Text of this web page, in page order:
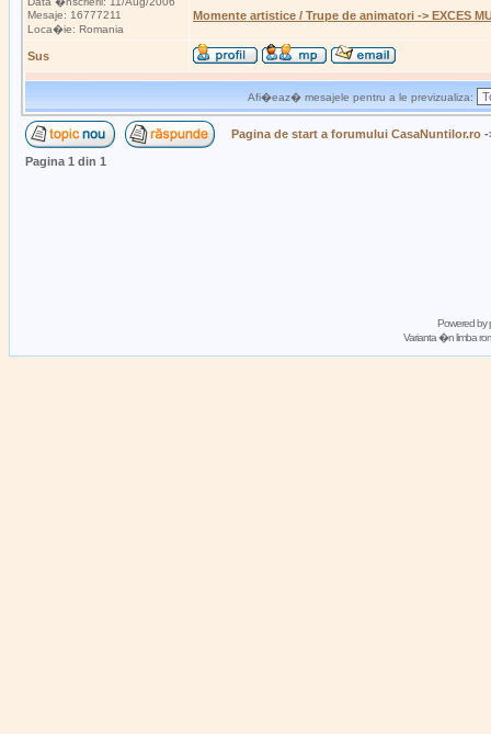
Mesaje: 16777211
Loca�ie: Romania
Momente artistice / Trupe de animatori -> EXCES
Sus
Afi�eaz� mesajele pentru a le previzualiza:
Pagina de start a forumului CasaNuntilor.ro
Pagina 1 din 1
Powered by
Varianta �n limba